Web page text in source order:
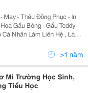
May - Thêu Đồng Phục - In
Gấu Bông - Gấu Teddy
Nhân Làm Liên Hệ , Làm
Đ.3/2 Q,
55
>1 năm
Mi Trường Học Sinh,
Tiểu Học